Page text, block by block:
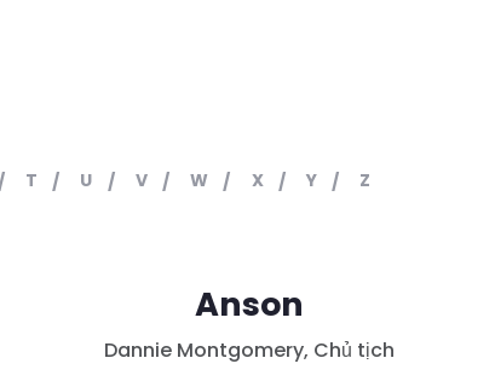
T U V W X Y Z
Anson
Dannie Montgomery, Chủ tịch